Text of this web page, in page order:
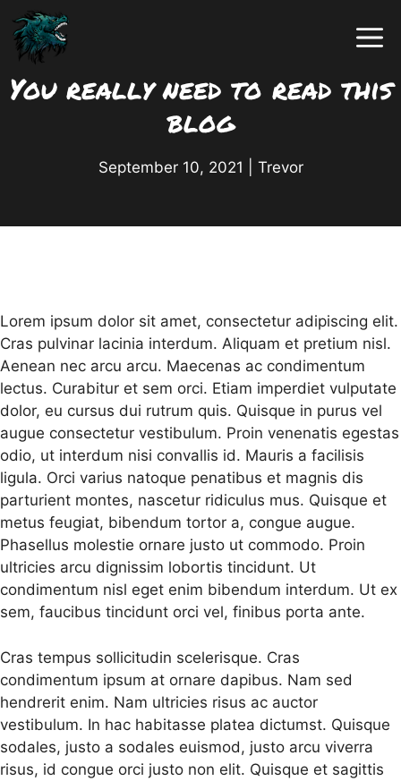
Skip
content
You really need to read this
blog
September 10, 2021 Trevor
Lorem ipsum dolor sit amet, consectetur adipiscing elit.
Cras pulvinar lacinia interdum. Aliquam et pretium nisl.
Aenean nec arcu arcu. Maecenas ac condimentum
lectus. Curabitur et sem orci. Etiam imperdiet vulputate
dolor, eu cursus dui rutrum quis. Quisque in purus vel
augue consectetur vestibulum. Proin venenatis egestas
odio, ut interdum nisi convallis id. Mauris a facilisis
ligula. Orci varius natoque penatibus et magnis dis
parturient montes, nascetur ridiculus mus. Quisque et
metus feugiat, bibendum tortor a, congue augue.
Phasellus molestie ornare justo ut commodo. Proin
ultricies arcu dignissim lobortis tincidunt. Ut
condimentum nisl eget enim bibendum interdum. Ut ex
sem, faucibus tincidunt orci vel, finibus porta ante.
Cras tempus sollicitudin scelerisque. Cras
condimentum ipsum at ornare dapibus. Nam sed
hendrerit enim. Nam ultricies risus ac auctor
vestibulum. In hac habitasse platea dictumst. Quisque
sodales, justo a sodales euismod, justo arcu viverra
risus, id congue orci justo non elit. Quisque et sagittis